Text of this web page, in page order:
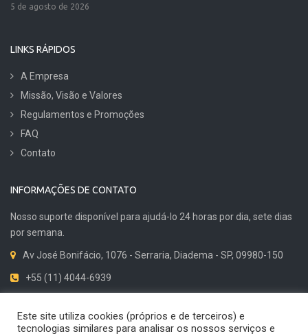
5 de agosto de 2026
LINKS RÁPIDOS
A Empresa
Missão, Visão e Valores
Regulamentos e Promoções
FAQ
Contato
INFORMAÇÕES DE CONTATO
Nosso suporte disponível para ajudá-lo 24 horas por dia, sete dias
por semana.
Av José Bonifácio, 1076 - Serraria, Diadema - SP, 09980-150
+55 (11) 4044-6939
Este site utiliza cookies (próprios e de terceiros) e
tecnologias similares para analisar os nossos serviços e